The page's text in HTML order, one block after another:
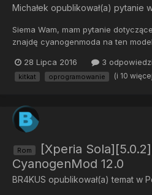
Michałek opublikował(a) pytanie
Siema Wam, mam pytanie
znajdę cyanogenmoda na ten
moglibyście mi podesłać linki do
czy moge wgrać na L5 II
28 Lipca 2016 3 odpowiedzi
kitkat oprogramowanie (i 10
Rom
[Xperia
CyanogenMod 12.0
BR4KUS opublikował(a) temat w